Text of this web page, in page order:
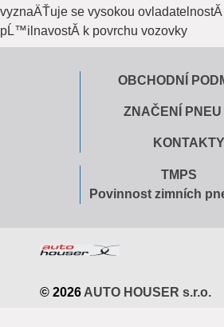
vyznaÄŤuje se vysokou
pĹ™ilnavostĂ­ k povrchu vozovky
OBCHODNÍ
ZNAČENÍ PNEU
KONTAKTY
TMPS
Povinnost zimních
© 2026 AUTO HOUSER s.r.o.